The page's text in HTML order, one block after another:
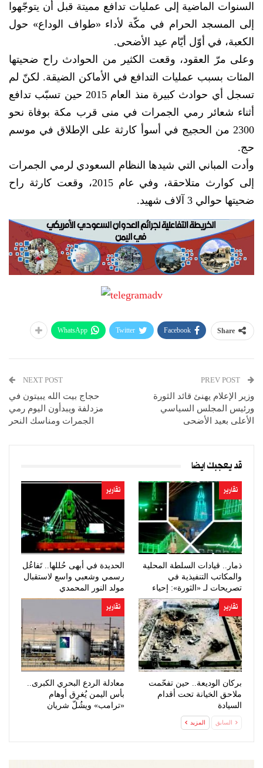
السنوات الماضية إلى عمليات تدافع مميتة قبل أن يتوجّهوا
إلى المسجد الحرام في مكّة لأداء «طواف الوداع» حول
الكعبة، في أوّل أيّام عيد الأضحى.
وعلى مرّ العقود، وقعت الكثير من الحوادث راح ضحيتها
المئات بسبب عمليات التدافع في الأماكن الضيقة. لكنّ لم
تسجل أي حوادث كبيرة منذ العام 2015 حين تسبّب تدافع
أثناء شعائر رمي الجمرات في منى قرب مكة بوفاة نحو
2300 من الحجيج في أسوأ كارثة على الإطلاق في موسم
حج.
وأدت المباني التي شيدها النظام السعودي لرمي الجمرات
إلى كوارث متلاحقة، وفي عام 2015، وقعت كارثة راح
ضحيتها حوالي 3 آلاف شهيد.
Share
Facebook
Twitter
WhatsApp
وزير الإعلام يهنئ قائد الثورة
ورئيس المجلس السياسي
الأعلى بعيد الأضحى
NEXT POST
حجاج بيت الله يبيتون في
مزدلفة ويبدأون اليوم رمي
الجمرات ومناسك النحر
قد يعجبك ايضا
تقارير
ذمار.. قيادات السلطة المحلية
والمكاتب التنفيذية في
تصريحات لـ «الثورة»: إحياء
ذكرى…
تقارير
الحديدة في أبهى حُللها.. تَفاعُل
رسمي وشعبي واسع لاستقبال
مولد النور المحمدي
تقارير
بركان الوديعة.. حين تفحّمت
ملاحق الخيانة تحت أقدام
السيادة
تقارير
معادلة الردع البحري الكبرى..
بأس اليمن يُغرِق أوهام
«ترامب» ويشُلّ شريان
السابق المزيد